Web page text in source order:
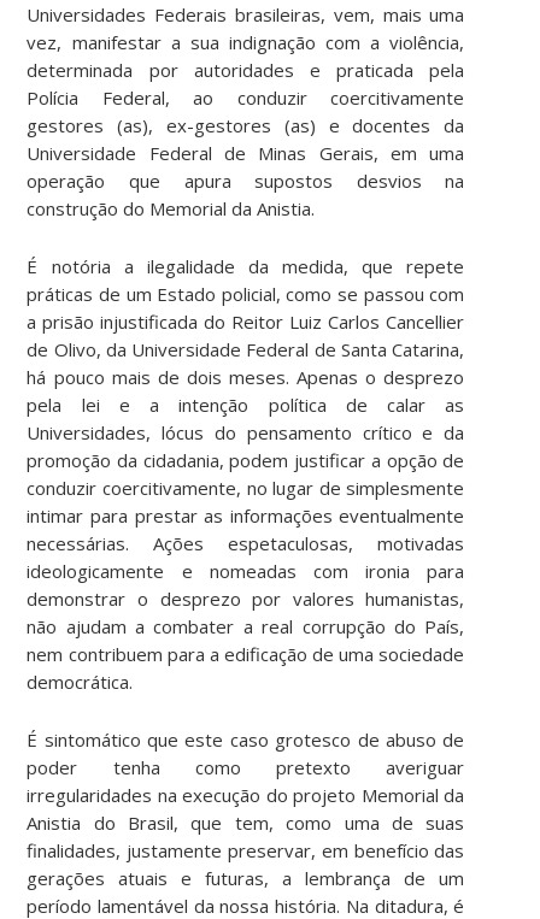
Universidades Federais brasileiras, vem, mais uma
vez, manifestar a sua indignação com a violência,
determinada por autoridades e praticada pela
Polícia Federal, ao conduzir coercitivamente
gestores (as), ex-gestores (as) e docentes da
Universidade Federal de Minas Gerais, em uma
operação que apura supostos desvios na
construção do Memorial da Anistia.
É notória a ilegalidade da medida, que repete
práticas de um Estado policial, como se passou com
a prisão injustificada do Reitor Luiz Carlos Cancellier
de Olivo, da Universidade Federal de Santa Catarina,
há pouco mais de dois meses. Apenas o desprezo
pela lei e a intenção política de calar as
Universidades, lócus do pensamento crítico e da
promoção da cidadania, podem justificar a opção de
conduzir coercitivamente, no lugar de simplesmente
intimar para prestar as informações eventualmente
necessárias. Ações espetaculosas, motivadas
ideologicamente e nomeadas com ironia para
demonstrar o desprezo por valores humanistas,
não ajudam a combater a real corrupção do País,
nem contribuem para a edificação de uma sociedade
democrática.
É sintomático que este caso grotesco de abuso de
poder tenha como pretexto averiguar
irregularidades na execução do projeto Memorial da
Anistia do Brasil, que tem, como uma de suas
finalidades, justamente preservar, em benefício das
gerações atuais e futuras, a lembrança de um
período lamentável da nossa história. Na ditadura, é